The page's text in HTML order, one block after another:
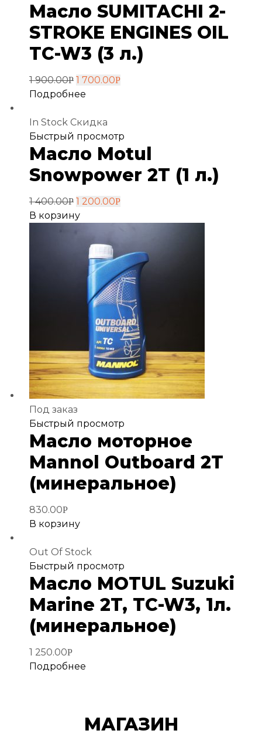
в
Масло SUMITACHI 2-
STROKE ENGINES OIL
TC-W3 (3 л.)
1 900.00Р 1 700.00Р
Подробнее
In Stock Скидка
Добавить
в
Быстрый просмотр
Масло Motul
Snowpower 2T (1 л.)
1 400.00Р 1 200.00Р
В корзину
Под заказ
Добавить
в
Быстрый просмотр
Масло моторное
Mannol Outboard 2T
(минеральное)
830.00Р
В корзину
Out Of Stock
Добавить
в
избранное
Быстрый просмотр
Масло MOTUL Suzuki
Marine 2T, TC-W3, 1л.
(минеральное)
1 250.00Р
Подробнее
МАГАЗИН